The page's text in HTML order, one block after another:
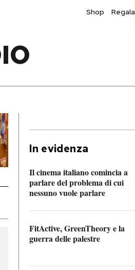
Shop Regala
In evidenza
Il cinema italiano comincia a
parlare del problema di cui
nessuno vuole parlare
FitActive, GreenTheory e la
guerra delle palestre